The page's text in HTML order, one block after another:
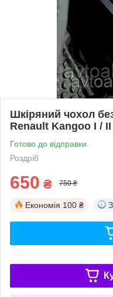
Шкіряний чохол
Renault Kangoo I / II
Готово до відправки
Роздріб
650 ₴ 750 ₴
Економія 100 ₴